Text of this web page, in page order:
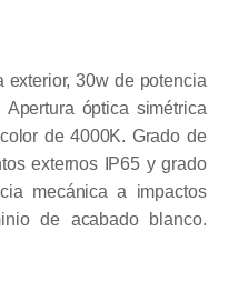
exterior, 30w de potencia
óptica simétrica
de 4000K. Grado de
externos IP65 y grado
mecánica a impactos
de acabado blanco.